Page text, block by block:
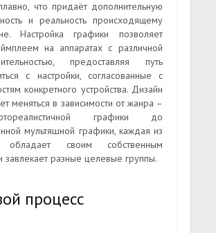
что придаёт дополнительную
и реальность происходящему
Настройка графики позволяет
на аппаратах с различной
предоставляя путь
с настройки, согласованные с
конкретного устройства. Дизайн
меняться в зависимости от жанра –
графики до
мультяшной графики, каждая из
обладает своим собственным
разные целевые группы.
процесс